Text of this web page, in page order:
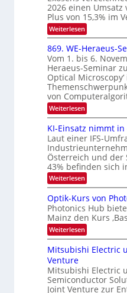
N
2
0
2
6
i
e
K
I
m
i
t
d
e
n
k
t
2026 einen Umsatz
Plus von 15,3% im
Weiterlesen:
E
x
o
s
e
n
s
m
e
l
d
e
t
s
t
a
r
k
e
W
a
c
h
s
u
i
m
e
869. WE-Heraeus-
Vom 1. bis 6.
Heraeus-Seminar
Optical
von
Weiterlesen:
8
9
.
W
E
-
H
e
r
a
e
u
s
-
S
e
n
a
r
KI-Einsatz nimmt
Laut einer IFS-
Österreich und der
43% befinden sich
Weiterlesen:
K
-
E
i
n
s
t
n
i
m
Optik-Kurs von
Photonics Hub
Mainz den Kurs
Weiterlesen:
O
p
t
k
-
K
Mitsubishi Electric
Venture
Mitsubishi Electric
Semiconductor
Joint Venture zur